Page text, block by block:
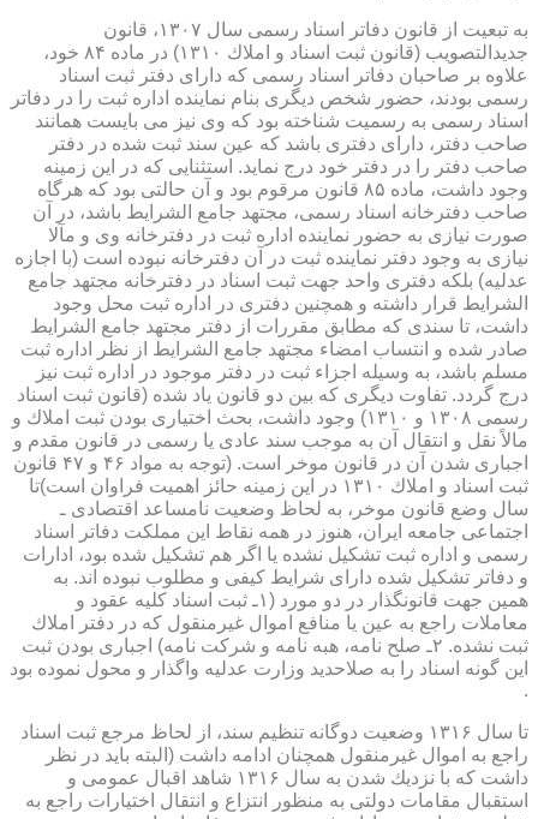
به تبعیت از قانون دفاتر اسناد رسمی سال ۱۳۰۷، قانون
جدیدالتصویب (قانون ثبت اسناد و املاك ۱۳۱۰) در ماده ۸۴ خود،
علاوه بر صاحبان دفاتر اسناد رسمی كه دارای دفتر ثبت اسناد
رسمی بودند، حضور شخص دیگری بنام نماینده اداره ثبت را در دفاتر
اسناد رسمی به رسمیت شناخته بود كه وی نیز می بایست همانند
صاحب دفتر، دارای دفتری باشد كه عین سند ثبت شده در دفتر
صاحب دفتر را در دفتر خود درج نماید. استثنایی كه در این زمینه
وجود داشت، ماده ۸۵ قانون مرقوم بود و آن حالتی بود كه هرگاه
صاحب دفترخانه اسناد رسمی، مجتهد جامع الشرایط باشد، در آن
صورت نیازی به حضور نماینده اداره ثبت در دفترخانه وی و مآلا
نیازی به وجود دفتر نماینده ثبت در آن دفترخانه نبوده است (با اجازه
عدلیه) بلكه دفتری واحد جهت ثبت اسناد در دفترخانه مجتهد جامع
الشرایط قرار داشته و همچنین دفتری در اداره ثبت محل وجود
داشت، تا سندی كه مطابق مقررات از دفتر مجتهد جامع الشرایط
صادر شده و انتساب امضاء مجتهد جامع الشرایط از نظر اداره ثبت
مسلم باشد، به وسیله اجزاء ثبت در دفتر موجود در اداره ثبت نیز
درج گردد. تفاوت دیگری كه بین دو قانون یاد شده (قانون ثبت اسناد
رسمی ۱۳۰۸ و ۱۳۱۰) وجود داشت، بحث اختیاری بودن ثبت املاك و
مالاً نقل و انتقال آن به موجب سند عادی یا رسمی در قانون مقدم و
اجباری شدن آن در قانون موخر است. (توجه به مواد ۴۶ و ۴۷ قانون
ثبت اسناد و املاك ۱۳۱۰ در این زمینه حائز اهمیت فراوان است)تا
سال وضع قانون موخر، به لحاظ وضعیت نامساعد اقتصادی ـ
اجتماعی جامعه ایران، هنوز در همه نقاط این مملكت دفاتر اسناد
رسمی و اداره ثبت تشكیل نشده یا اگر هم تشكیل شده بود، ادارات
و دفاتر تشكیل شده دارای شرایط كیفی و مطلوب نبوده اند. به
همین جهت قانونگذار در دو مورد (۱ـ ثبت اسناد كلیه عقود و
معاملات راجع به عین یا منافع اموال غیرمنقول كه در دفتر املاك
ثبت نشده. ۲ـ صلح نامه، هبه نامه و شركت نامه) اجباری بودن ثبت
این گونه اسناد را به صلاحدید وزارت عدلیه واگذار و محول نموده بود
.
تا سال ۱۳۱۶ وضعیت دوگانه تنظیم سند، از لحاظ مرجع ثبت اسناد
راجع به اموال غیرمنقول همچنان ادامه داشت (البته باید در نظر
داشت كه با نزدیك شدن به سال ۱۳۱۶ شاهد اقبال عمومی و
استقبال مقامات دولتی به منظور انتزاع و انتقال اختیارات راجع به